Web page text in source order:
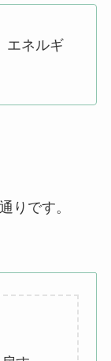
エネルギ
りです。